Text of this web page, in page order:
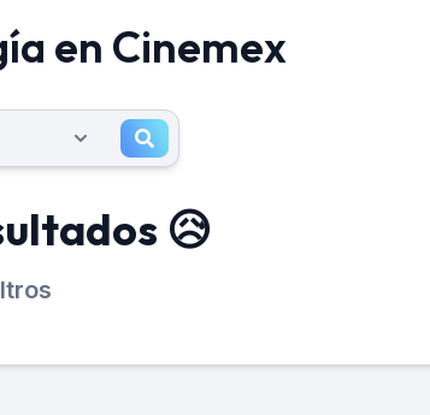
en Cinemex
😥